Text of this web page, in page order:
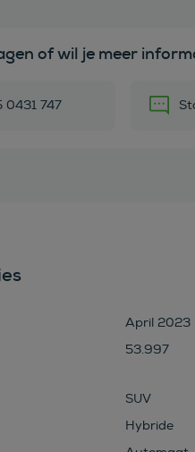
of wil je meer
0431 747
April 2023
53.997
SUV
Hybride